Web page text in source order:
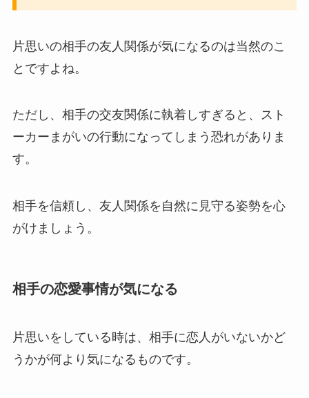
片思いの相手の友人関係が気になるのは当然のこ
とですよね。
ただし、相手の交友関係に執着しすぎると、スト
ーカーまがいの行動になってしまう恐れがありま
す。
相手を信頼し、友人関係を自然に見守る姿勢を心
がけましょう。
相手の恋愛事情が気になる
片思いをしている時は、相手に恋人がいないかど
うかが何より気になるものです。